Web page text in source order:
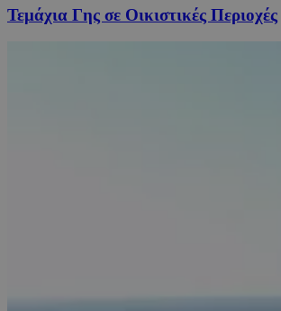
Τεμάχια Γης σε Οικιστικές Περιοχές